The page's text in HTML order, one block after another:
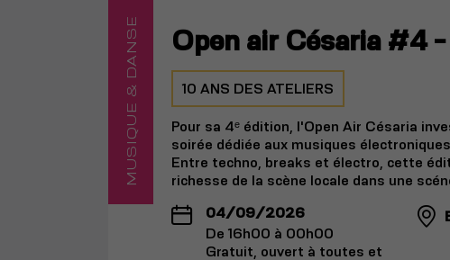
MUSIQUE & DANSE Open air Césaria #4
10 ANS DES ATELIERS
Pour sa 4ᵉ édition, l'Open Air Césaria
soirée dédiée aux musiques
Entre techno, breaks et électro, cette
richesse de la scène locale dans une
04/09/2026
De 16h00 à 00h00
Gratuit, ouvert à toutes et